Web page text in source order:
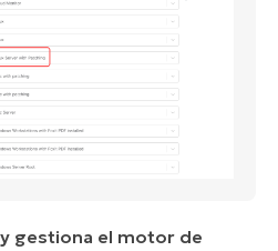
gestiona el motor de